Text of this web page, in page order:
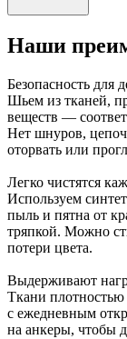
Наши
Безопасность для
Шьем из тканей,
веществ —
Нет шнуров,
оторвать или
Легко чистятся
Используем
пыль и пятна от
тряпкой. Можно
потери цвета.
Выдерживают
Ткани
с ежедневным
на анкеры, чтобы